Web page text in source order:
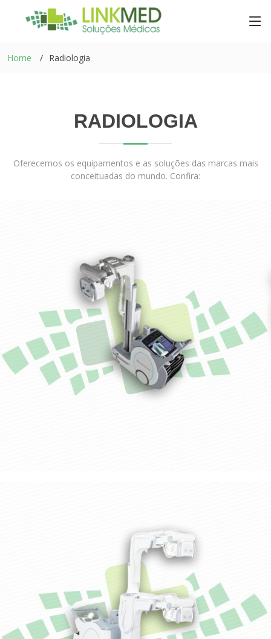
Home Radiologia
RADIOLOGIA
Oferecemos os equipamentos e as soluções das marcas mais
conceituadas do mundo. Confira: